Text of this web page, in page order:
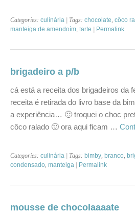
Categories: culinária | Tags: chocolate côco
manteiga de amendoím tarte | Permalink
brigadeiro a p/b
cá está a receita dos brigadeiros da
receita é retirada do livro base da
a experiência… 🙂 troquei o choc
côco ralado 🙂 ora aqui ficam …
Categories: culinária | Tags: bimby branco
condensado manteiga | Permalink
mousse de chocolaaaate